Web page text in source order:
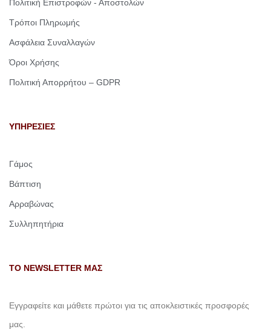
Πολιτική Επιστροφών - Αποστολών
Τρόποι Πληρωμής
Ασφάλεια Συναλλαγών
Όροι Χρήσης
Πολιτική Απορρήτου – GDPR
ΥΠΗΡΕΣΙΕΣ
Γάμος
Βάπτιση
Αρραβώνας
Συλληπητήρια
ΤΟ NEWSLETTER ΜΑΣ
Εγγραφείτε και μάθετε πρώτοι για τις αποκλειστικές προσφορές
μας.